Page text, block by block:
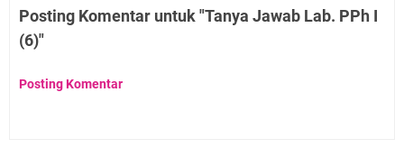
Posting Komentar untuk "Tanya Jawab Lab. PPh I
(6)"
Posting Komentar